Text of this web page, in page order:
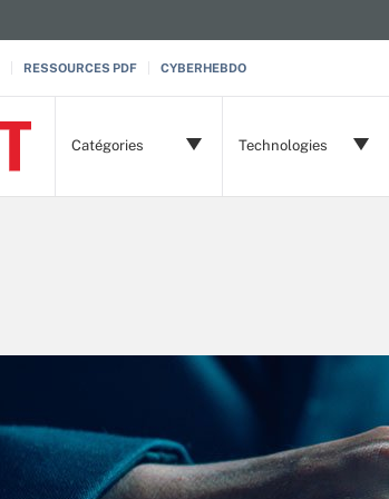
RESSOURCES PDF CYBERHEBDO
Catégories Technologies